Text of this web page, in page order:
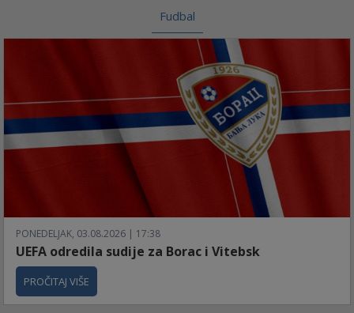
Fudbal
PONEDELJAK, 03.08.2026 | 17:38
UEFA odredila sudije za Borac i Vitebsk
PROČITAJ VIŠE